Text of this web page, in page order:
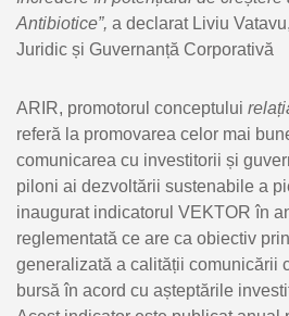
Antibiotice”, a declarat Liviu
Juridic și Guvernanță Corporativă
ARIR, promotorul conceptului
referă la promovarea celor mai
comunicarea cu investitorii și
piloni ai dezvoltării sustenabile a
inaugurat indicatorul VEKTOR în
reglementată ce are ca obiectiv
generalizată a calității comunicării
bursă în acord cu așteptările